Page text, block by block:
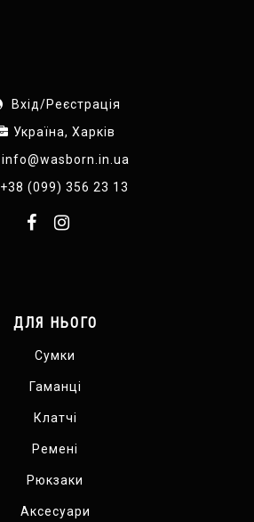
Вхід/Реєстрація
Україна, Харків
info@wasborn.in.ua
+38 (099) 356 23 13
ДЛЯ НЬОГО
Сумки
Гаманці
Клатчі
Ремені
Рюкзаки
Аксесуари